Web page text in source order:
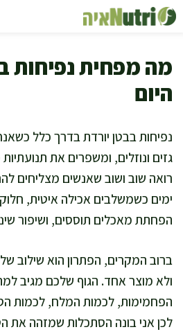
לדלג
לתוכן
מה מפחית נפיחות
היום
נפיחות בבטן יורדת בדרך כלל
גזים ונוזלים, ומשפרים את
רואה שוב ושוב שאנשים מצליחים
ימים כשמשלבים אכילה איטית,
הפחתת מאכלים תוססים, ושיפור
ברוב המקרים, הפתרון הוא שילוב של
ולא מוצר אחד. הגוף שלכם מגיב
הפחמימות, לכמות המלח, לכמות
לכן אני בונה הסתכלות שמזהה את